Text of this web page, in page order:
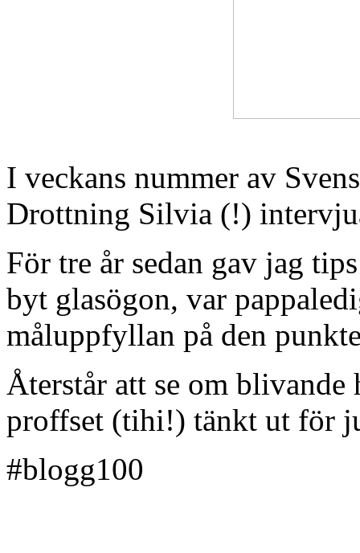
I veckans nummer av
Drottning Silvia (!)
För tre år sedan gav jag
byt glasögon, var
måluppfyllan på den
Återstår att se om
proffset (tihi!) tänkt ut för
#blogg100